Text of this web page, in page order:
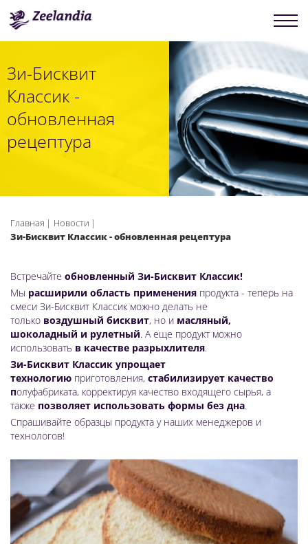
Зи-Бисквит
Классик -
обновленная
рецептура
Главная
Новости
Зи-Бисквит Классик - обновленная рецептура
Встречайте обновленный Зи-Бисквит Классик!
Мы расширили область применения продукта - теперь на
смеси Зи-Бисквит Классик можно делать не
только воздушный бисквит, но и масляный,
шоколадный и рулетный. А еще продукт можно
использовать в качестве разрыхлителя.
Зи-Бисквит Классик упрощает
технологию приготовления, стабилизирует качество
полуфабриката, корректируя качество входящего сырья, а
также позволяет использовать формы без дна.
Спрашивайте образцы продукта у наших менеджеров и
технологов!